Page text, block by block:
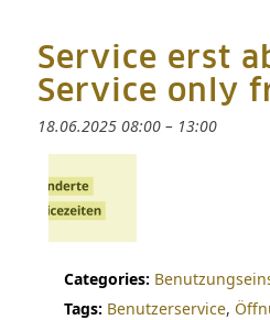
Service erst
Service only
18.06.2025 08:00– 13:00
Categories:
Tags: Benutzerservice,